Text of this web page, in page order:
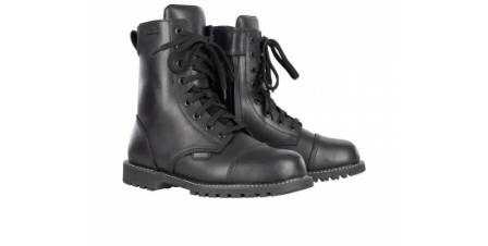
NÁPLNĚ A KAPALINY
NÁHRADNÍ DÍLY